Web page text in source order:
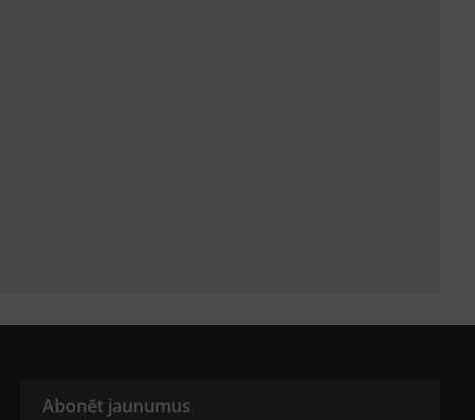
Abonēt jaunumus